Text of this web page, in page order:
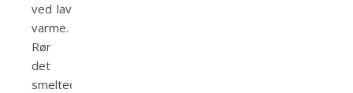
ved lav
varme.
Rør
det
smeltede